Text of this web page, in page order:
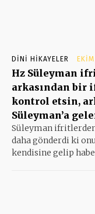
DINI HIKAYELER
Hz Süleyman
arkasından bir
kontrol etsin,
Süleyman’a
Süleyman
daha gönderdi ki
kendisine gelip